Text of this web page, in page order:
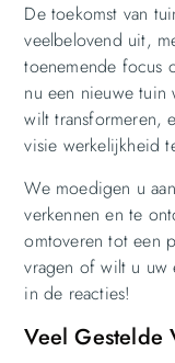
De toekomst van
veelbelovend uit,
toenemende focus
nu een nieuwe tuin
wilt transformeren,
visie werkelijkheid
We moedigen u
verkennen en te
omtoveren tot een
vragen of wilt u uw
in de reacties!
Veel Gestelde